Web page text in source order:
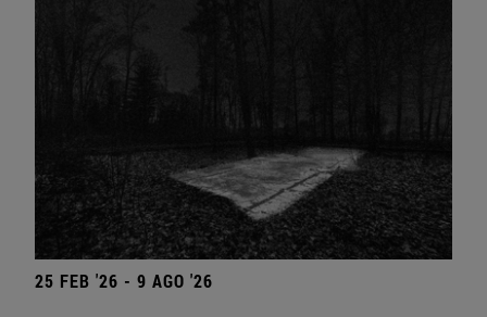
25 FEB '26 - 9 AGO '26